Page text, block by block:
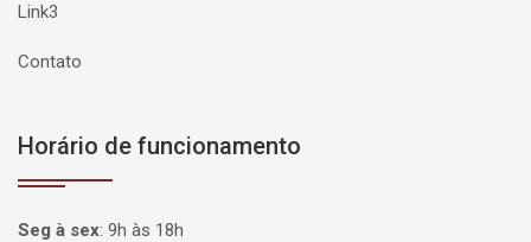
Link3
Contato
Horário de funcionamento
Seg à sex: 9h às 18h